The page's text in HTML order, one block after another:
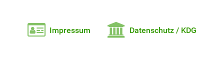
Impressum Datenschutz / KDG